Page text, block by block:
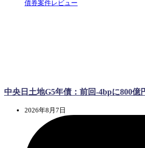
債券案件レビュー
中央日土地G5年債：前回-4bpに800
2026年8月7日